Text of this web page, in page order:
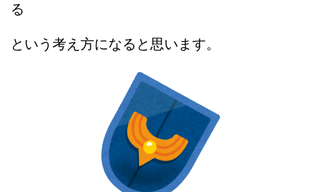
る
という考え方になると思います。